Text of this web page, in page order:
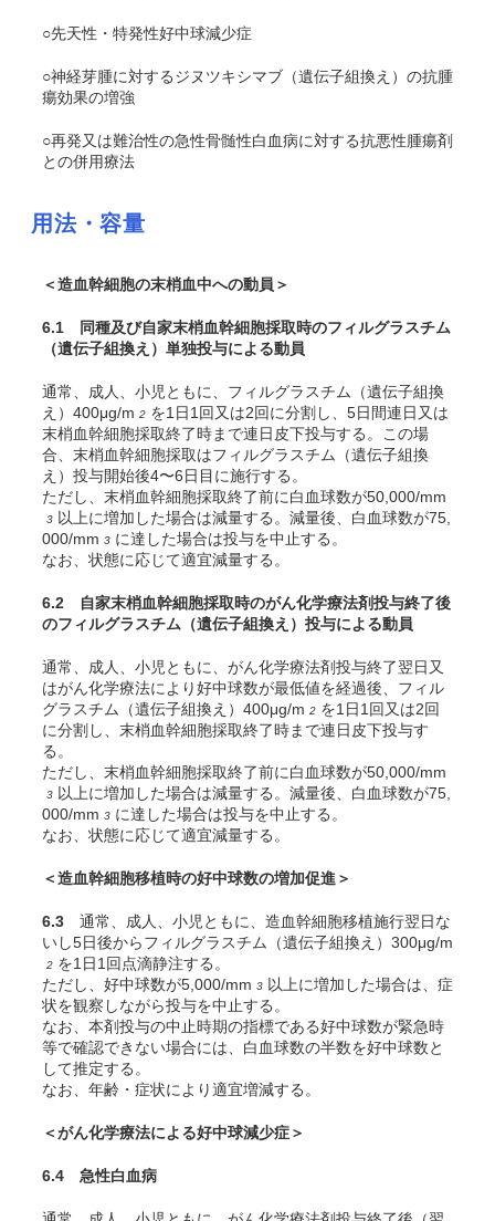
○先天性・特発性好中球減少症
○神経芽腫に対するジヌツキシマブ（遺伝子組換え）の抗腫
瘍効果の増強
○再発又は難治性の急性骨髄性白血病に対する抗悪性腫瘍剤
との併用療法
用法・容量
＜造血幹細胞の末梢血中への動員＞
6.1 同種及び自家末梢血幹細胞採取時のフィルグラスチム
（遺伝子組換え）単独投与による動員
通常、成人、小児ともに、フィルグラスチム（遺伝子組換
え）400μg/m 2 を1日1回又は2回に分割し、5日間連日又は
末梢血幹細胞採取終了時まで連日皮下投与する。この場
合、末梢血幹細胞採取はフィルグラスチム（遺伝子組換
え）投与開始後4〜6日目に施行する。
ただし、末梢血幹細胞採取終了前に白血球数が50,000/mm
3 以上に増加した場合は減量する。減量後、白血球数が75,
000/mm 3 に達した場合は投与を中止する。
なお、状態に応じて適宜減量する。
6.2 自家末梢血幹細胞採取時のがん化学療法剤投与終了後
のフィルグラスチム（遺伝子組換え）投与による動員
通常、成人、小児ともに、がん化学療法剤投与終了翌日又
はがん化学療法により好中球数が最低値を経過後、フィル
グラスチム（遺伝子組換え）400μg/m 2 を1日1回又は2回
に分割し、末梢血幹細胞採取終了時まで連日皮下投与す
る。
ただし、末梢血幹細胞採取終了前に白血球数が50,000/mm
3 以上に増加した場合は減量する。減量後、白血球数が75,
000/mm 3 に達した場合は投与を中止する。
なお、状態に応じて適宜減量する。
＜造血幹細胞移植時の好中球数の増加促進＞
6.3 通常、成人、小児ともに、造血幹細胞移植施行翌日な
いし5日後からフィルグラスチム（遺伝子組換え）300μg/m
2 を1日1回点滴静注する。
ただし、好中球数が5,000/mm 3 以上に増加した場合は、症
状を観察しながら投与を中止する。
なお、本剤投与の中止時期の指標である好中球数が緊急時
等で確認できない場合には、白血球数の半数を好中球数と
して推定する。
なお、年齢・症状により適宜増減する。
＜がん化学療法による好中球減少症＞
6.4 急性白血病